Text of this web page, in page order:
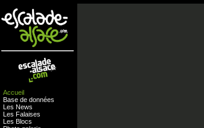
Accueil
Base de données
Les News
Les Falaises
Les Blocs